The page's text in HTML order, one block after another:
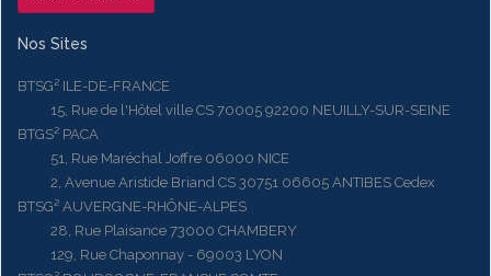
Nos Sites
BTSG² ILE-DE-FRANCE
15, Rue de l'Hôtel ville CS 70005 92200 NEUILLY-SUR-SEINE
BTGS² PACA
51, Rue Maréchal Joffre 06000 NICE
2, Avenue Aristide Briand CS 30751 06605 ANTIBES Cedex
BTSG² AUVERGNE-RHÔNE-ALPES
28, Rue Plaisance 73000 CHAMBERY
129, Rue Chaponnay - 69003 LYON